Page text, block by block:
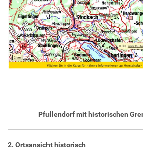
Pfullendorf mit historischen
2. Ortsansicht historisch